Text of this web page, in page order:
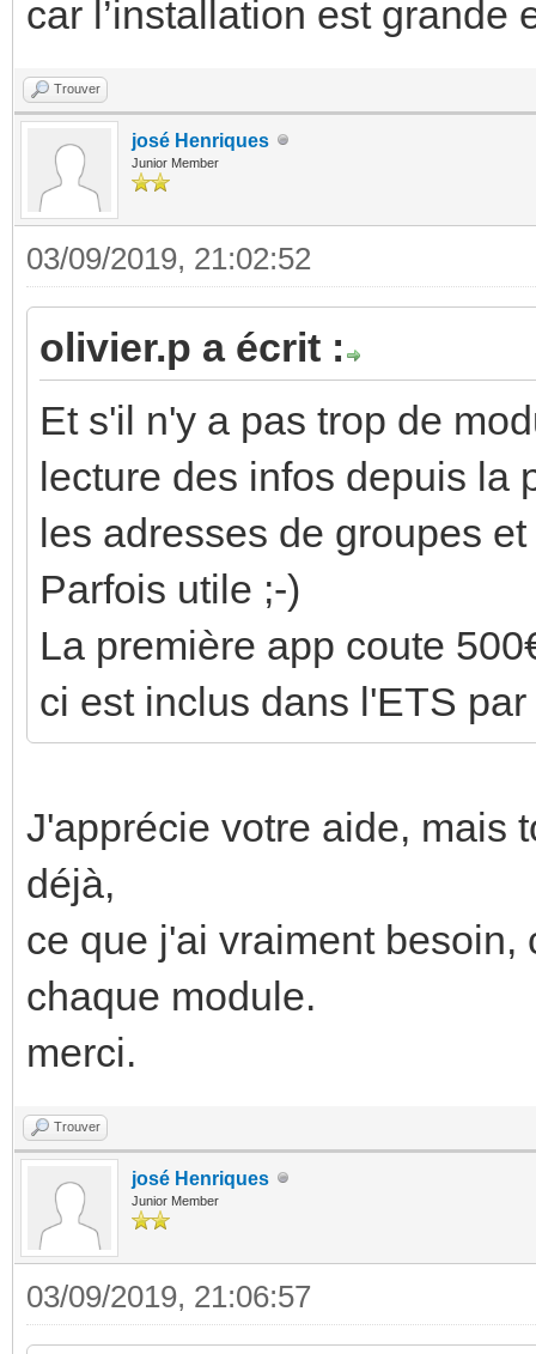
car l’installation est
Trouver
josé Henriques
Junior Member
03/09/2019, 21:02:52
olivier.p a écrit :
Et s'il n'y a pas trop de
lecture des infos depuis la
les adresses de groupes
Parfois utile ;-)
La première app coute
ci est inclus dans l'ETS
J'apprécie votre aide, mais
déjà,
ce que j'ai vraiment
chaque module.
merci.
Trouver
josé Henriques
Junior Member
03/09/2019, 21:06:57